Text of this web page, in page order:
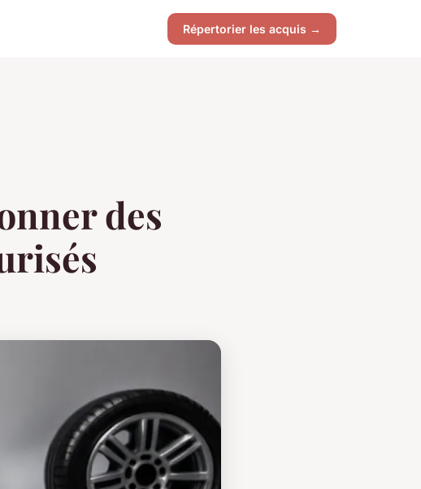
Répertorier les acquis →
des